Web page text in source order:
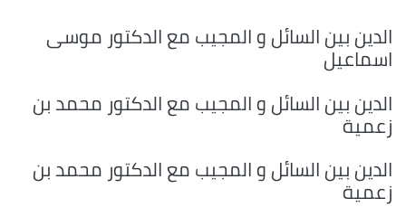
الدين بين السائل و المجيب مع الدكتور موسى
اسماعيل
الدين بين السائل و المجيب مع الدكتور محمد بن
زعمية
الدين بين السائل و المجيب مع الدكتور محمد بن
زعمية